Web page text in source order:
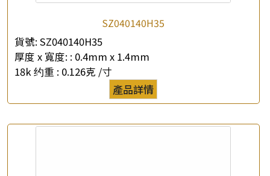
*你的名字
公司名稱
SZ040140H35
貨號: SZ040140H35
厚度 x 寬度: : 0.4mm x 1.4mm
18k 约重 : 0.126克 /寸
產品詳情